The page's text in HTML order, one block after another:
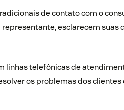
de contato com o
esclarecem suas
linhas telefônicas de
os problemas dos clientes